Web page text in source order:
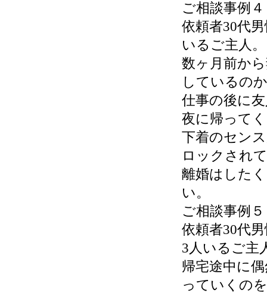
ご相談事例４
依頼者30代
いるご主人。
数ヶ月前か
しているの
仕事の後に
夜に帰って
下着のセン
ロックされ
離婚はした
い。
ご相談事例５
依頼者30代
3人いるご主
帰宅途中に
っていくの